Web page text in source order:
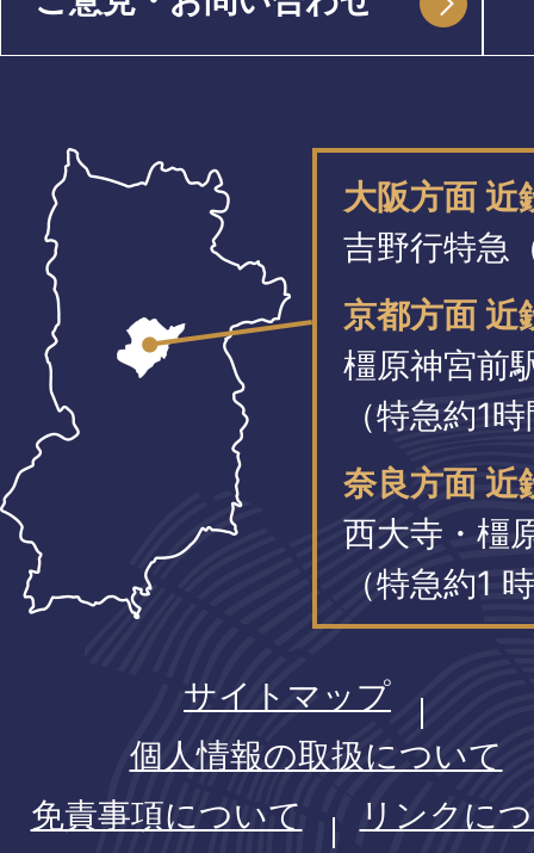
大阪方面
吉野行特急
京都方面 近
橿原神宮前
（特急約1
奈良方面 近
西大寺・橿
（特急約1
サイトマップ
個人情報の取扱について
免責事項について
リンクに